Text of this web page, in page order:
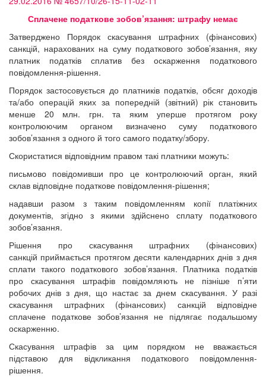
Сплачене податкове зобов’язання: штрафу немає
Затверджено Порядок скасування штрафних (фінансових)
санкцій, нарахованих на суму податкового зобов’язання, яку
платник податків сплатив без оскарження податкового
повідомлення-рішення.
Порядок застосовується до платників податків, обсяг доходів
та/або операцій яких за попередній (звітний) рік становить
менше 20 млн. грн. та яким уперше протягом року
контролюючим органом визначено суму податкового
зобов’язання з одного й того самого податку/збору.
Скористатися відповідним правом такі платники можуть:
письмово повідомивши про це контролюючий орган, який
склав відповідне податкове повідомлення-рішення;
надавши разом з таким повідомленням копії платіжних
документів, згідно з якими здійснено сплату податкового
зобов’язання.
Рішення про скасування штрафних (фінансових)
санкцій приймається протягом десяти календарних днів з дня
сплати такого податкового зобов’язання. Платника податків
про скасування штрафів повідомляють не пізніше п’яти
робочих днів з дня, що настає за днем скасування. У разі
скасування штрафних (фінансових) санкцій відповідне
сплачене податкове зобов’язання не підлягає подальшому
оскарженню.
Скасування штрафів за цим порядком не вважається
підставою для відкликання податкового повідомлення-
рішення.